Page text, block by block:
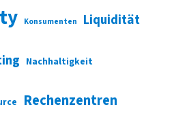
Konsumenten Liquidität
Nachhaltigkeit
Rechenzentren